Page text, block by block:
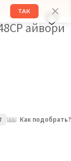
ТАК
айвори
Как подобрать?